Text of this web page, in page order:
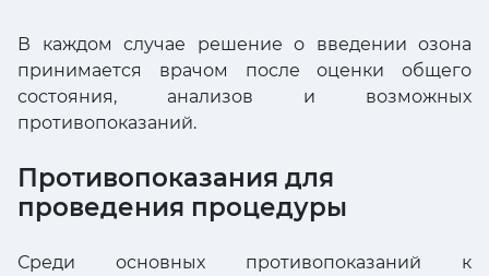
В каждом случае решение о введении озона
принимается врачом после оценки общего
состояния, анализов и возможных
противопоказаний.
Противопоказания для
проведения процедуры
Среди основных противопоказаний к